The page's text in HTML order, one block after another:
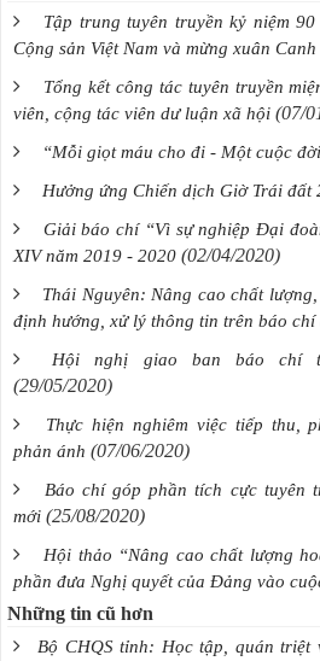
Tập trung tuyên truyền kỷ niệm
Cộng sản Việt Nam và mừng xuân
Tổng kết công tác tuyên truyền
viên, cộng tác viên dư luận xã hội (07/
“Mỗi giọt máu cho đi - Một cuộc
Hưởng ứng Chiến dịch Giờ Trái đất
Giải báo chí “Vì sự nghiệp Đại
XIV năm 2019 - 2020 (02/04/2020)
Thái Nguyên: Nâng cao chất
định hướng, xử lý thông tin trên báo chí
Hội nghị giao ban báo chí
(29/05/2020)
Thực hiện nghiêm việc tiếp thu,
phản ánh (07/06/2020)
Báo chí góp phần tích cực tuyên
mới (25/08/2020)
Hội thảo “Nâng cao chất lượng
phần đưa Nghị quyết của Đảng vào
Những tin cũ hơn
Bộ CHQS tỉnh: Học tập, quán